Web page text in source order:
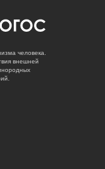
человека.
внешней